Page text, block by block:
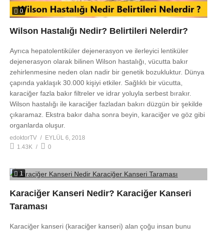
0
Wilson Hastalığı Nedir? Belirtileri Nelerdir?
Ayrıca hepatolentiküler dejenerasyon ve ilerleyici lentiküler
dejenerasyon olarak bilinen Wilson hastalığı, vücutta bakır
zehirlenmesine neden olan nadir bir genetik bozukluktur. Dünya
çapında yaklaşık 30.000 kişiyi etkiler. Sağlıklı bir vücutta,
karaciğer fazla bakır filtreler ve idrar yoluyla serbest bırakır.
Wilson hastalığı ile karaciğer fazladan bakırı düzgün bir şekilde
çıkaramaz. Ekstra bakır daha sonra beyin, karaciğer ve göz gibi
organlarda oluşur.
edoktorTV
EYLÜL 6, 2018
1.43K
0
1
Karaciğer Kanseri Nedir? Karaciğer Kanseri
Taraması
Karaciğer kanseri (karaciğer kanseri) alan çoğu insan bunu